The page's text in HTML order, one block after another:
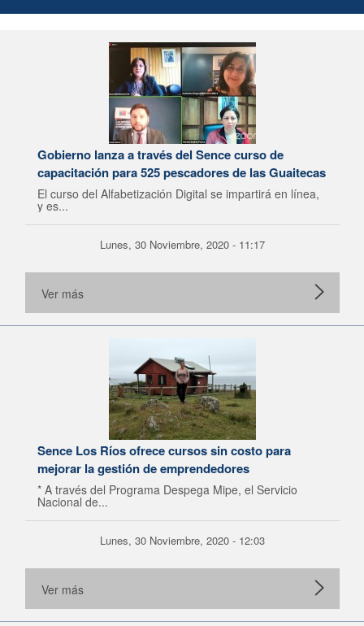
Gobierno lanza a través del Sence curso de
capacitación para 525 pescadores de las Guaitecas
El curso del Alfabetización Digital se impartirá en línea,
y es...
Lunes, 30 Noviembre, 2020 - 11:17
Ver más
Sence Los Ríos ofrece cursos sin costo para
mejorar la gestión de emprendedores
* A través del Programa Despega Mipe, el Servicio
Nacional de...
Lunes, 30 Noviembre, 2020 - 12:03
Ver más